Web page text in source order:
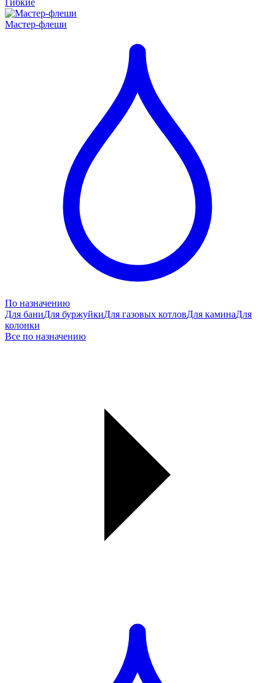
Гибкие
Мастер-флеши
По назначению
Для баниДля буржуйкиДля газовых котловДля каминаДля
колонки
Все по назначению